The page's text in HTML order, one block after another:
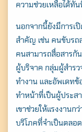
for:
ความช่วยเหลือได้ทัน
นอกจากนี้ยังมีการเ
สำคัญ เช่น คนขับร
คนสามารถสื่อสารกั
ผู้บริจาค กลุ่มผู้สำร
ทำงาน และอัพเดท
ทำหน้าที่เป็นผู้ประส
เขาช่วยให้แรงงาน
บริโภคที่จำเป็นตลอ